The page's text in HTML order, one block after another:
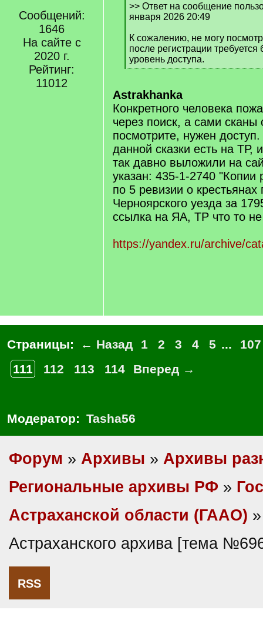
Сообщений:
1646
На сайте с
2020 г.
Рейтинг:
11012
[
q
>> Ответ на сообщение
января 2026 20:49
К сожалению, не могу
после регистрации
уровень доступа.
[
q
]
Astrakhanka
Конкретного человека
через поиск, а сами сканы
посмотрите, нужен
данной сказки есть на ТР,
так давно выложили на
указан: 435-1-2740 "Копии
по 5 ревизии о
Черноярского уезда за
ссылка на ЯА, ТР что то не
https://yandex.ru/archive/
Страницы: ← Назад 1 2 3 4 5 ...
107
111
112 113 114 Вперед →
Модератор: Tasha56
Форум » Архивы » Архивы
Региональные архивы РФ »
Астраханской области (ГААО)
Астраханского архива [тема
RSS